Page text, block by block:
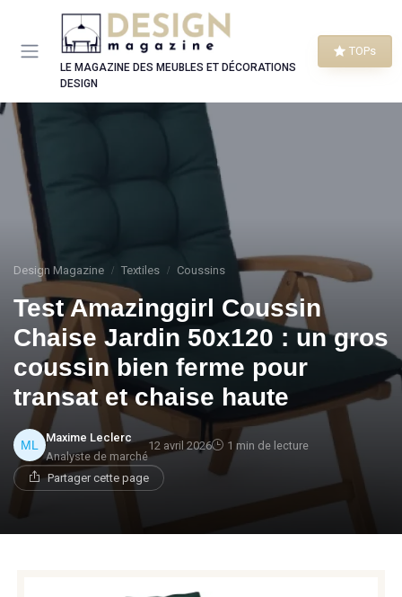
LE MAGAZINE DES MEUBLES ET DÉCORATIONS
DESIGN
TOPs
Design Magazine Textiles Coussins
Test Amazinggirl Coussin
Chaise Jardin 50x120 : un gros
coussin bien ferme pour
transat et chaise haute
Maxime Leclerc
Analyste de marché
12 avril 2026 1 min de lecture
Partager cette page
Panneau de gestion des cookies